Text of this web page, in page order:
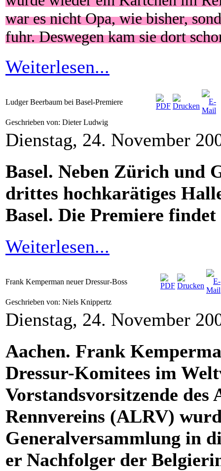
war es nicht Opa, wie bisher,
fuhr. Deswegen kam sie dort
Weiterlesen...
Ludger Beerbaum bei Basel-Premiere
Geschrieben von: Dieter Ludwig
Dienstag, 24. November
Basel. Neben Zürich und
drittes hochkarätiges
Basel. Die Premiere
Weiterlesen...
Frank Kemperman neuer Dressur-Boss
Geschrieben von: Niels Knippertz
Dienstag, 24. November
Aachen. Frank
Dressur-Komitees im
Vorstandsvorsitzende des
Rennvereins (ALRV)
Generalversammlung in
er Nachfolger der